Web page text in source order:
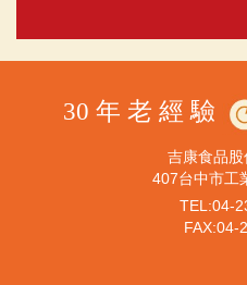
30 年 老 經 驗
吉康食品股
407台中市工
TEL:04-
FAX:04-